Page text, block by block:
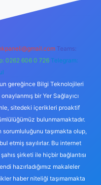
Teams:
0262 606 0 726 Telegram:
gereğince Bilgi Teknolojileri
bir Yer Sağlayıcı
sitedeki içerikleri proaktif
bulunmamaktadır.
taşımakta olup,
etmiş sayılırlar. Bu internet
şirketi ile hiçbir bağlantısı
hazırladığımız makaleler
haber niteliği taşımamakta